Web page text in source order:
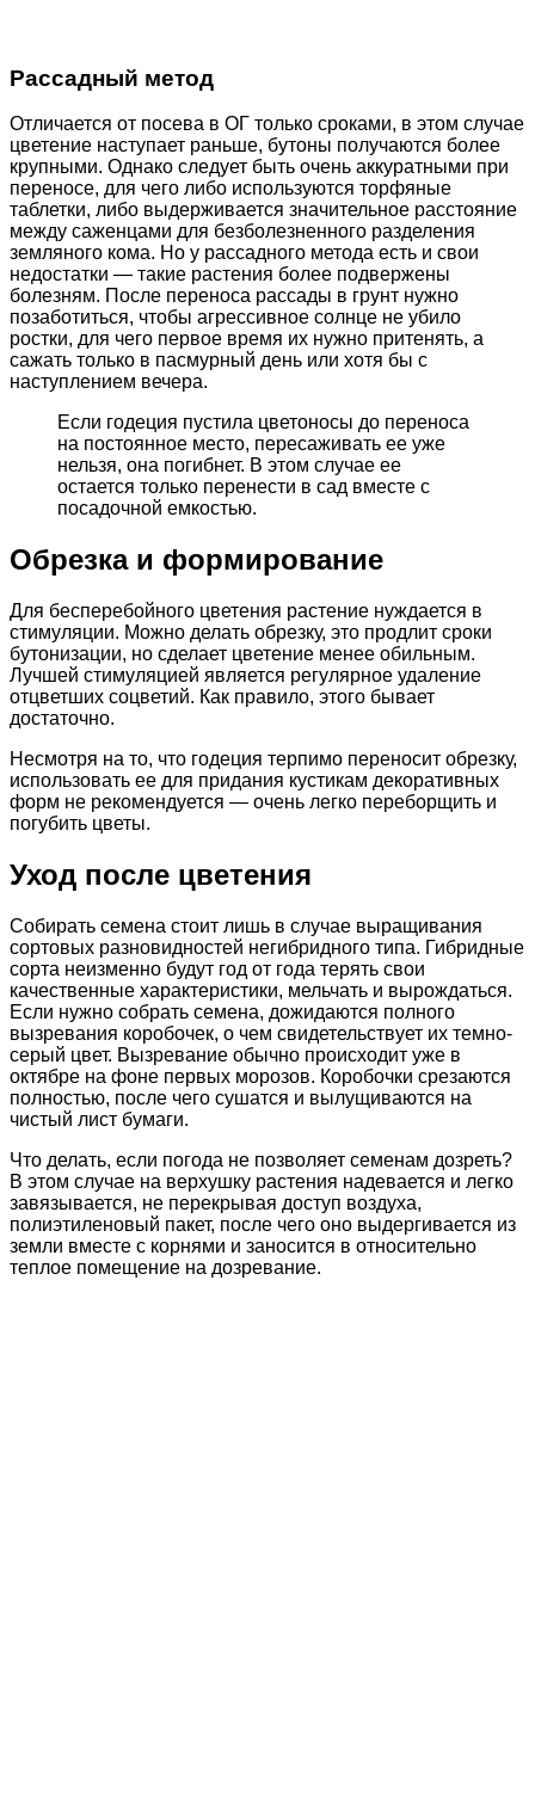
Рассадный метод
Отличается от посева в ОГ только сроками, в этом случае
цветение наступает раньше, бутоны получаются более
крупными. Однако следует быть очень аккуратными при
переносе, для чего либо используются торфяные
таблетки, либо выдерживается значительное расстояние
между саженцами для безболезненного разделения
земляного кома. Но у рассадного метода есть и свои
недостатки — такие растения более подвержены
болезням. После переноса рассады в грунт нужно
позаботиться, чтобы агрессивное солнце не убило
ростки, для чего первое время их нужно притенять, а
сажать только в пасмурный день или хотя бы с
наступлением вечера.
Если годеция пустила цветоносы до переноса
на постоянное место, пересаживать ее уже
нельзя, она погибнет. В этом случае ее
остается только перенести в сад вместе с
посадочной емкостью.
Обрезка и формирование
Для бесперебойного цветения растение нуждается в
стимуляции. Можно делать обрезку, это продлит сроки
бутонизации, но сделает цветение менее обильным.
Лучшей стимуляцией является регулярное удаление
отцветших соцветий. Как правило, этого бывает
достаточно.
Несмотря на то, что годеция терпимо переносит обрезку,
использовать ее для придания кустикам декоративных
форм не рекомендуется — очень легко переборщить и
погубить цветы.
Уход после цветения
Собирать семена стоит лишь в случае выращивания
сортовых разновидностей негибридного типа. Гибридные
сорта неизменно будут год от года терять свои
качественные характеристики, мельчать и вырождаться.
Если нужно собрать семена, дожидаются полного
вызревания коробочек, о чем свидетельствует их темно-
серый цвет. Вызревание обычно происходит уже в
октябре на фоне первых морозов. Коробочки срезаются
полностью, после чего сушатся и вылущиваются на
чистый лист бумаги.
Что делать, если погода не позволяет семенам дозреть?
В этом случае на верхушку растения надевается и легко
завязывается, не перекрывая доступ воздуха,
полиэтиленовый пакет, после чего оно выдергивается из
земли вместе с корнями и заносится в относительно
теплое помещение на дозревание.